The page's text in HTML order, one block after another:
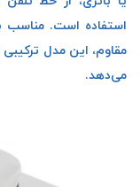
استفاده است. مناسب
مقاوم، این مدل ترکیبی
می‌دهد.